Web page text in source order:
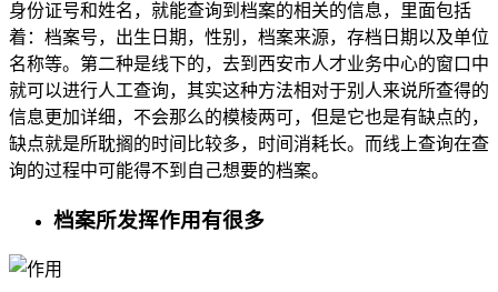
身份证号和姓名，就能查询到档案的相关的信息，里面包括
着：档案号，出生日期，性别，档案来源，存档日期以及单位
名称等。第二种是线下的，去到西安市人才业务中心的窗口中
就可以进行人工查询，其实这种方法相对于别人来说所查得的
信息更加详细，不会那么的模棱两可，但是它也是有缺点的，
缺点就是所耽搁的时间比较多，时间消耗长。而线上查询在查
询的过程中可能得不到自己想要的档案。
档案所发挥作用有很多